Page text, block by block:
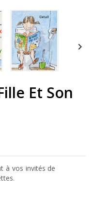

Et Son
à vos invités de